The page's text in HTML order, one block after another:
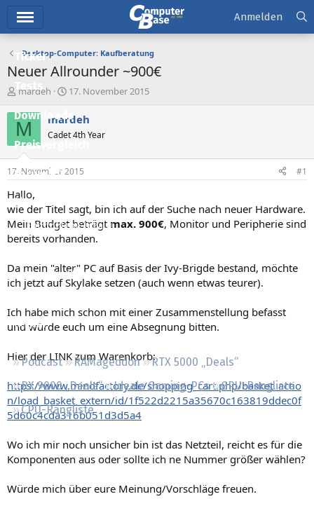
Ticker
Tests
Downloads
Preisvergleich
Forum
Aktuelles
Empfohlene Inhalte
Neueste Aktivitäten
Regeln
Podcast RAMageddon
RTX 5000 „Deals“
RX 9000 „Deals“
Ideale Gaming-PCs
GPU-Rangliste
CPU-Rangliste
Anmelden
Desktop-Computer: Kaufberatung
Neuer Allrounder ~900€
E
s
t
e
e
r
mardeh
E
s
e
l
t
17. November 2015
M mardeh
Cadet 4th Year
17. November 2015 #1
Hallo,
wie der Titel sagt, bin ich auf der Suche nach neuer Hardware.
Mein Budget beträgt max. 900€, Monitor und Peripherie sind
bereits vorhanden.
Da mein "alter" PC auf Basis der Ivy-Brigde bestand, möchte
ich jetzt auf Skylake setzen (auch wenn etwas teurer).
Ich habe mich schon mit einer Zusammenstellung befasst
und würde euch um eine Absegnung bitten.
Hier der LINK zum Warenkorb:
https://www.mindfactory.de/shopping_cart.php/basket_actio
n/load_basket_extern/id/1f522d2215a35670c163819ddec0f
5d60c4cda316b051d3d5a4
Wo ich mir noch unsicher bin ist das Netzteil, reicht es für die
Komponenten aus oder sollte ich ne Nummer größer wählen?
Würde mich über eure Meinung/Vorschläge freuen.